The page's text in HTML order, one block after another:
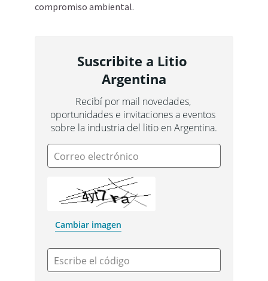
compromiso ambiental.
Suscribite a Litio
Argentina
Recibí por mail novedades,
oportunidades e invitaciones a eventos
sobre la industria del litio en Argentina.
Correo electrónico
Cambiar imagen
Escribe el código